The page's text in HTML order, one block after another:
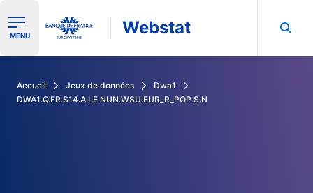
Ouvrir le menu de navigation
MENU Webstat
Accueil Jeux de données
Dwa1
DWA1.Q.FR.S14.A.LE.NUN.WSU.EUR_R_POP.S.N